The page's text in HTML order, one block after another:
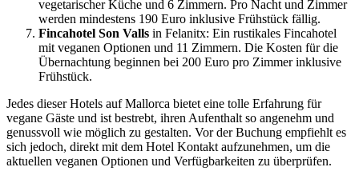
vegetarischer Küche und 6 Zimmern. Pro Nacht und Zimmer
werden mindestens 190 Euro inklusive Frühstück fällig.
Fincahotel Son Valls in Felanitx: Ein rustikales Fincahotel
mit veganen Optionen und 11 Zimmern. Die Kosten für die
Übernachtung beginnen bei 200 Euro pro Zimmer inklusive
Frühstück.
Jedes dieser Hotels auf Mallorca bietet eine tolle Erfahrung für
vegane Gäste und ist bestrebt, ihren Aufenthalt so angenehm und
genussvoll wie möglich zu gestalten. Vor der Buchung empfiehlt es
sich jedoch, direkt mit dem Hotel Kontakt aufzunehmen, um die
aktuellen veganen Optionen und Verfügbarkeiten zu überprüfen.